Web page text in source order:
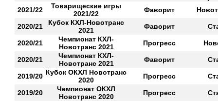
2021/22
Товарищеские игры
2021/22
Фаворит
2020/21
Кубок КХЛ-Новотранс
2021
Фаворит
2020/21
Чемпионат КХЛ-
Новотранс 2021
Прогресс
2020/21
Чемпионат КХЛ-
Новотранс 2021
Фаворит
2019/20 Кубок ОКХЛ Новотранс
2020
Прогресс
2019/20
Чемпионат ОКХЛ
Новотранс 2020
Прогресс